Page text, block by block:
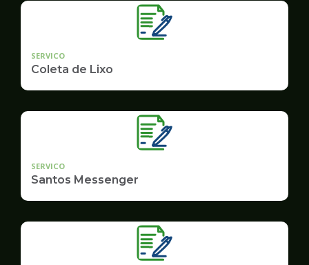
SERVICO
Coleta de Lixo
SERVICO
Santos Messenger